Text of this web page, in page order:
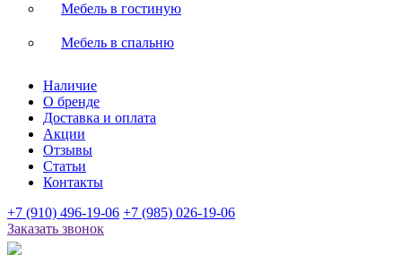
Мебель в гостиную
Мебель в спальню
Наличие
О бренде
Доставка и оплата
Акции
Отзывы
Статьи
Контакты
+7 (910) 496-19-06 +7 (985) 026-19-06
Заказать звонок